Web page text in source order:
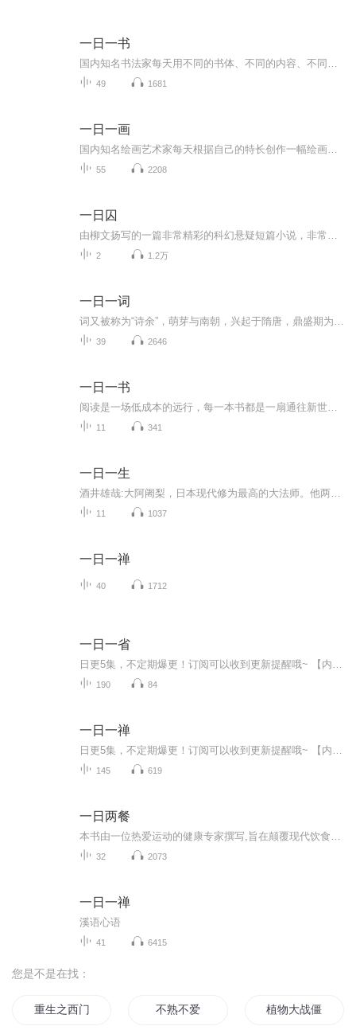
一日一书
49 1681
一日一画
55 2208
一日囚
2 1.2万
一日一词
39 2646
一日一书
11 341
一日一生
11 1037
一日一禅
40 1712
一日一省
190 84
一日一禅
145 619
一日两餐
32 2073
一日一禅
溪语心语
41 6415
您是不是在找：
重生之西门庆 不熟不爱 植物大战僵尸系